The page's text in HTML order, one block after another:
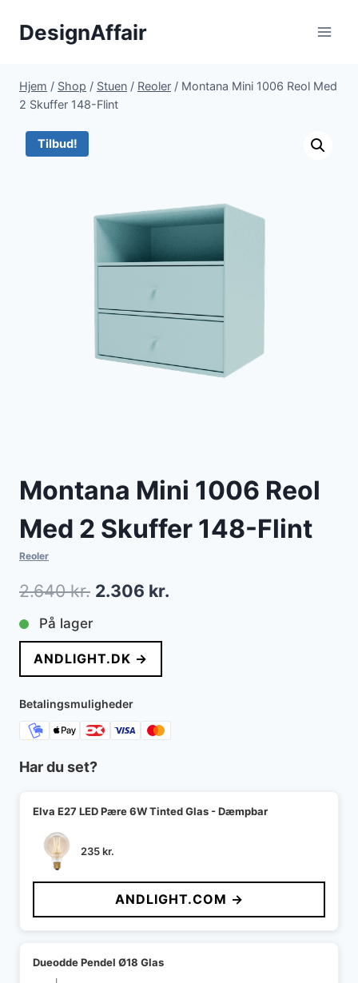
DesignAffair
Hjem / Shop / Stuen / Reoler / Montana Mini 1006 Reol Med
2 Skuffer 148-Flint
Tilbud!
Montana Mini 1006 Reol
Med 2 Skuffer 148-Flint
Reoler
2.640kr. Den
pris
var:
2.640 kr..
2.306 kr.
På lager
ANDLIGHT.DK →
Betalingsmuligheder
Har du set?
Elva E27 LED Pære 6W Tinted Glas - Dæmpbar
235kr.
ANDLIGHT.COM →
Dueodde Pendel Ø18 Glas